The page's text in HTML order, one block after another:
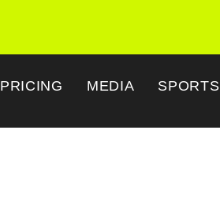
PRICING MEDIA SPORTS